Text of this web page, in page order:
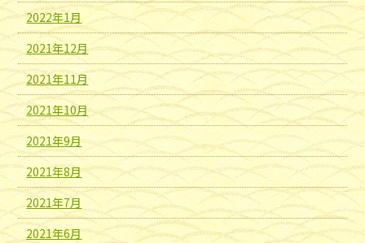
2022年1月
2021年12月
2021年11月
2021年10月
2021年9月
2021年8月
2021年7月
2021年6月